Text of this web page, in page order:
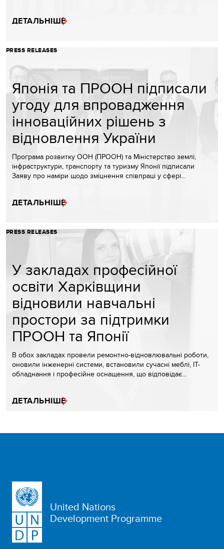
ДЕТАЛЬНІШЕ
PRESS RELEASES
Японія та ПРООН підписали
угоду для впровадження
інноваційних рішень з
відновлення України
Програма розвитку ООН (ПРООН) та Міністерство землі,
інфраструктури, транспорту та туризму Японії підписали
Заяву про наміри щодо зміцнення співпраці у сфері…
ДЕТАЛЬНІШЕ
PRESS RELEASES
У закладах професійної
освіти Харківщини
відновили навчальні
простори за підтримки
ПРООН та Японії
В обох закладах провели ремонтно-відновлювальні роботи,
оновили інженерні системи, встановили сучасні меблі, IT-
обладнання і професійне оснащення, що відповідає…
ДЕТАЛЬНІШЕ
United Nations
Development Programme